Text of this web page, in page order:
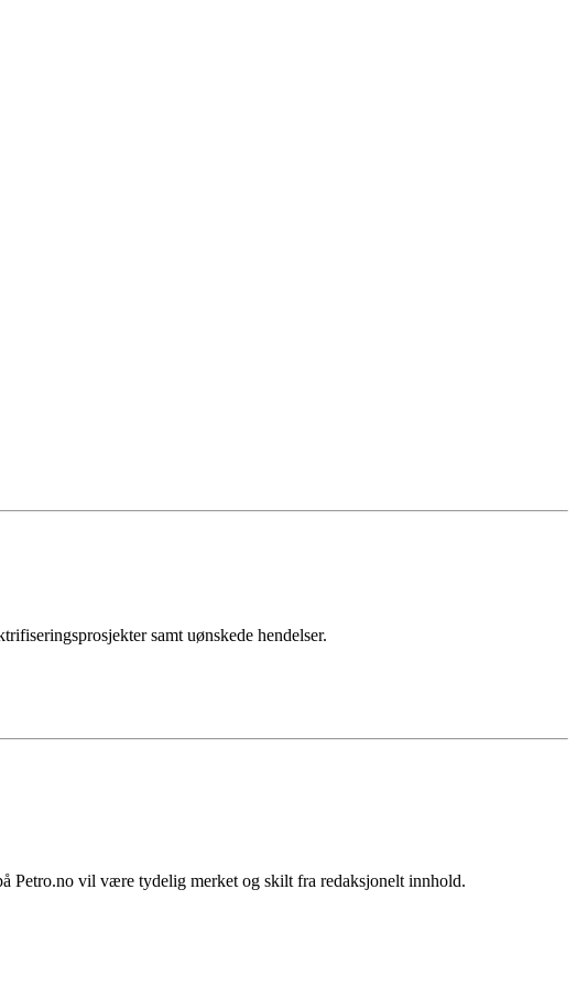
samt uønskede hendelser.
Petro.no vil være tydelig merket og skilt fra redaksjonelt innhold.